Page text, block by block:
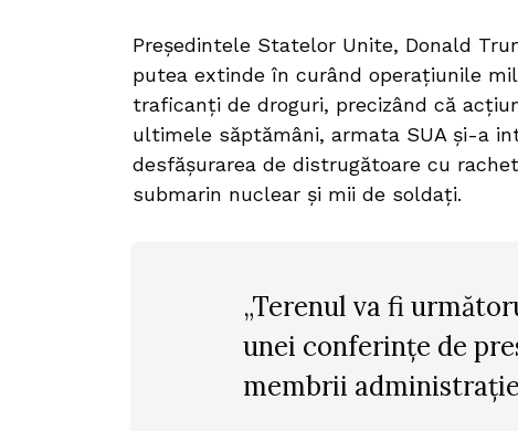
Președintele Statelor Unite, Donald
putea extinde în curând operațiunile
traficanți de droguri, precizând că
ultimele săptămâni, armata SUA și-a
desfășurarea de distrugătoare cu
submarin nuclear și mii de soldați.
„Terenul va fi
unei conferințe de
membrii